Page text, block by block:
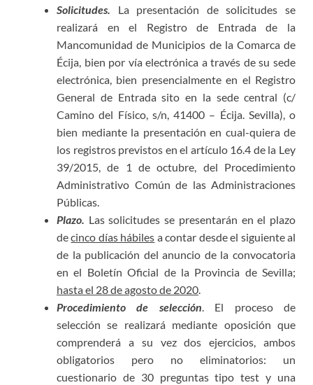
Solicitudes. La presentación de solicitudes se
realizará en el Registro de Entrada de la
Mancomunidad de Municipios de la Comarca de
Écija, bien por vía electrónica a través de su sede
electrónica, bien presencialmente en el Registro
General de Entrada sito en la sede central (c/
Camino del Físico, s/n, 41400 – Écija. Sevilla), o
bien mediante la presentación en cual-quiera de
los registros previstos en el artículo 16.4 de la Ley
39/2015, de 1 de octubre, del Procedimiento
Administrativo Común de las Administraciones
Públicas.
Plazo. Las solicitudes se presentarán en el plazo
decinco días hábiles a contar desde el siguiente al
de la publicación del anuncio de la convocatoria
en el Boletín Oficial de la Provincia de Sevilla;
hasta el 28 de agosto de 2020.
Procedimiento de selección. El proceso de
selección se realizará mediante oposición que
comprenderá a su vez dos ejercicios, ambos
obligatorios pero no eliminatorios: un
cuestionario de 30 preguntas tipo test y una